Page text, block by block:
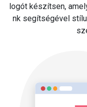
logót készítsen,
nk segítségével